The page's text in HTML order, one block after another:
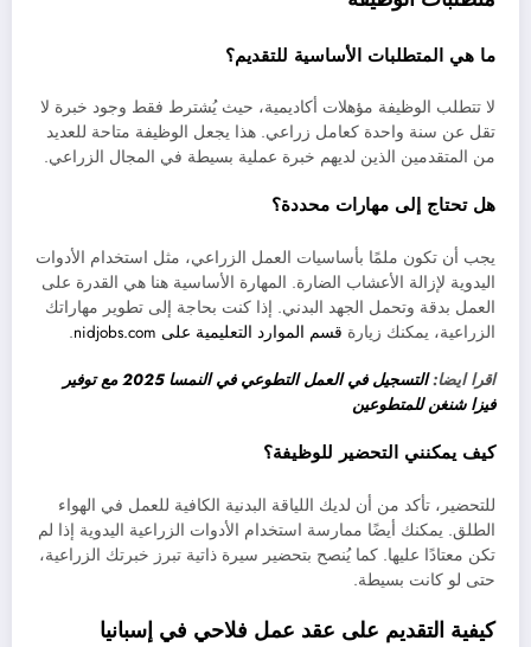
ما هي المتطلبات الأساسية للتقديم؟
لا تتطلب الوظيفة مؤهلات أكاديمية، حيث يُشترط فقط وجود خبرة لا
تقل عن سنة واحدة كعامل زراعي. هذا يجعل الوظيفة متاحة للعديد
من المتقدمين الذين لديهم خبرة عملية بسيطة في المجال الزراعي.
هل تحتاج إلى مهارات محددة؟
يجب أن تكون ملمًا بأساسيات العمل الزراعي، مثل استخدام الأدوات
اليدوية لإزالة الأعشاب الضارة. المهارة الأساسية هنا هي القدرة على
العمل بدقة وتحمل الجهد البدني. إذا كنت بحاجة إلى تطوير مهاراتك
الزراعية، يمكنك زيارة قسم الموارد التعليمية على nidjobs.com .
اقرا ايضا:
التسجيل في العمل التطوعي في النمسا 2025 مع توفير
فيزا شنغن للمتطوعين
كيف يمكنني التحضير للوظيفة؟
للتحضير، تأكد من أن لديك اللياقة البدنية الكافية للعمل في الهواء
الطلق. يمكنك أيضًا ممارسة استخدام الأدوات الزراعية اليدوية إذا لم
تكن معتادًا عليها. كما يُنصح بتحضير سيرة ذاتية تبرز خبرتك الزراعية،
حتى لو كانت بسيطة.
كيفية التقديم على عقد عمل فلاحي في إسبانيا